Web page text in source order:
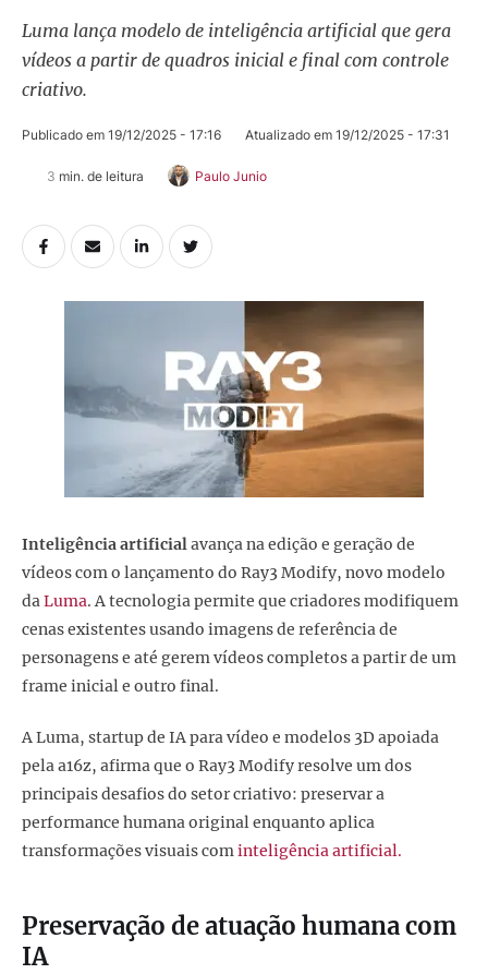
Luma lança modelo de inteligência artificial que gera
vídeos a partir de quadros inicial e final com controle
criativo.
Publicado em 19/12/2025 - 17:16 Atualizado em 19/12/2025 - 17:31
3 min. de leitura Paulo Junio
Inteligência artificialavança na edição e geração de
vídeos com o lançamento do Ray3 Modify, novo modelo
daLuma. A tecnologia permite que criadores modifiquem
cenas existentes usando imagens de referência de
personagens e até gerem vídeos completos a partir de um
frame inicial e outro final.
A Luma, startup de IA para vídeo e modelos 3D apoiada
pela a16z, afirma que o Ray3 Modify resolve um dos
principais desafios do setor criativo: preservar a
performance humana original enquanto aplica
transformações visuais cominteligência artificial.
Preservação de atuação humana com
IA